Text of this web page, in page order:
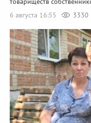
6 августа 16:55
3330